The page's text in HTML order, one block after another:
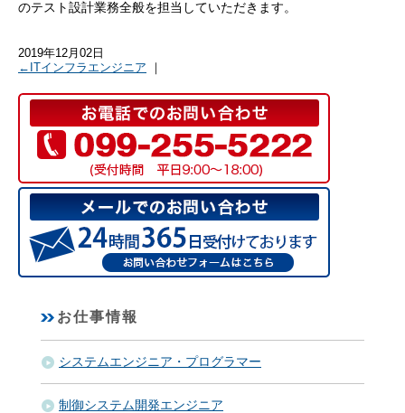
のテスト設計業務全般を担当していただきます。
2019年12月02日
←ITインフラエンジニア ｜
お仕事情報
システムエンジニア・プログラマー
制御システム開発エンジニア